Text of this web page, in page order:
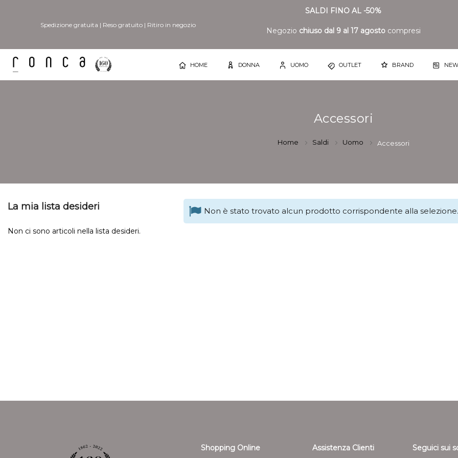
Spedizione gratuita | Reso gratuito| Ritiro in negozio
SALDI FINO AL -50%
Negozio chiuso dal 9 al 17 agosto compresi
HOME DONNA UOMO OUTLET BRAND
Accessori
Home Saldi Uomo Accessori
Non è stato trovato alcun prodotto corrispondente alla selezione.
La mia lista desideri
Non ci sono articoli nella lista desideri.
Shopping Online Assistenza Clienti Seguici sui